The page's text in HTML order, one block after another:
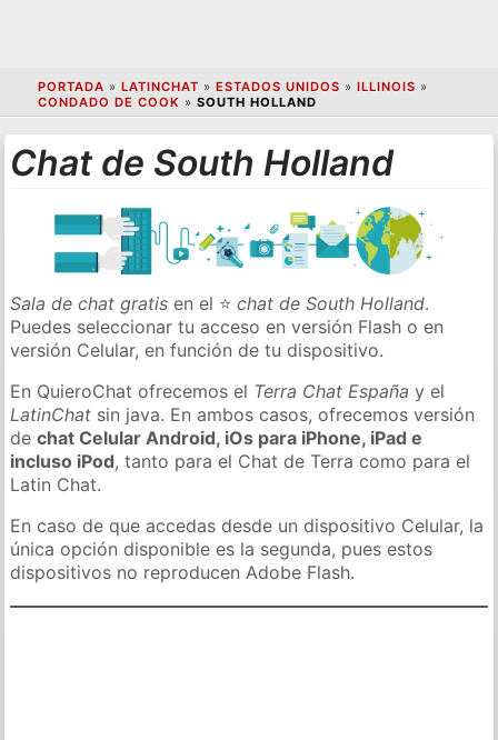
PORTADA » LATINCHAT » ESTADOS UNIDOS » ILLINOIS »
CONDADO DE COOK » SOUTH HOLLAND
Chat de South Holland
Sala de chat gratis en el ⭐chat de South Holland.
Puedes seleccionar tu acceso en versión Flash o en
versión Celular, en función de tu dispositivo.
En QuieroChat ofrecemos el Terra Chat España y el
LatinChat sin java. En ambos casos, ofrecemos versión
dechat Celular Android, iOs para iPhone, iPad e
incluso iPod, tanto para el Chat de Terra como para el
Latin Chat.
En caso de que accedas desde un dispositivo Celular, la
única opción disponible es la segunda, pues estos
dispositivos no reproducen Adobe Flash.